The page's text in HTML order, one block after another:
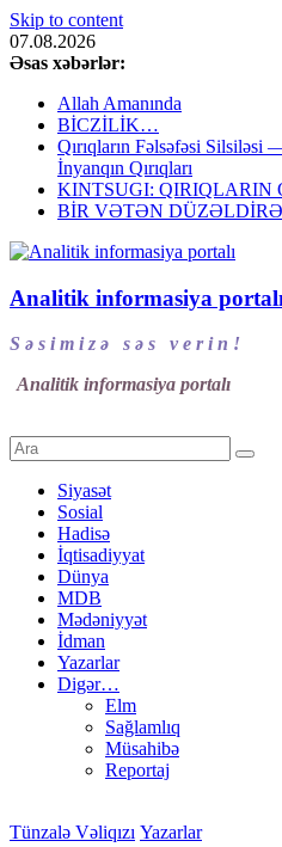
Skip to content
07.08.2026
Əsas xəbərlər:
Allah Amanında
BİCZİLİK…
Qırıqların Fəlsəfəsi
İnyanqın Qırıqları
KINTSUGI:
BİR VƏTƏN
Analitik informasiya portalı
S ə s i m i z ə s ə s v e r i n !
Analitik informasiya portalı
Siyasət
Sosial
Hadisə
İqtisadiyyat
Dünya
MDB
Mədəniyyət
İdman
Yazarlar
Digər…
Elm
Sağlamlıq
Müsahibə
Reportaj
Tünzalə Vəliqızı Yazarlar